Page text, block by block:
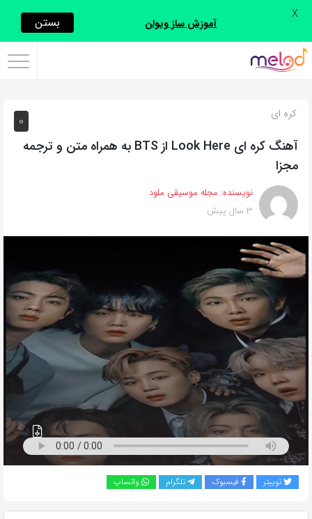
اشتراک
با
روش‌های
زیر
این
صفحه
را
با
دوستان
خود
به
اشتراک
بگذارید.
کپی
لینک
0 کره ای
آهنگ کره ای Look Here از BTS به همراه متن و ترجمه
مجزا
نویسنده: مجله موسیقی ملود
3 سال پیش
توییتر فیسبوک تلگرام واتساپ
آموزش ساز ویولن بستن X